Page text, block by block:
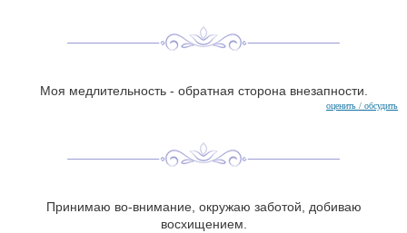
Моя медлительность - обратная сторона внезапности.
оценить / обсудить
Принимаю во-внимание, окружаю заботой, добиваю
восхищением.